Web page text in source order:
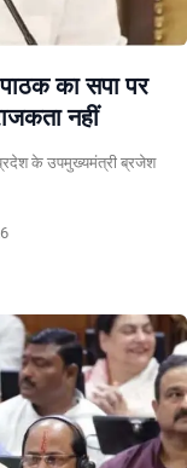
का सपा पर
नहीं
प्रदेश के उपमुख्यमंत्री ब्रजेश